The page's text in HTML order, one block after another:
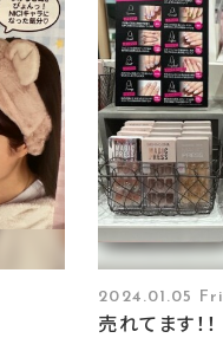
2024.01.05 Fri
売れてます！！